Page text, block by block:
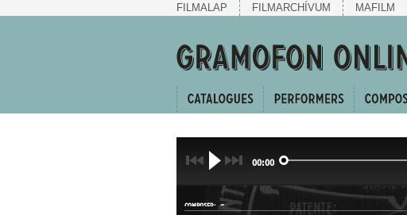
FILMALAP FILMARCHÍVUM MAFILM
00:00
COMPOSER: -